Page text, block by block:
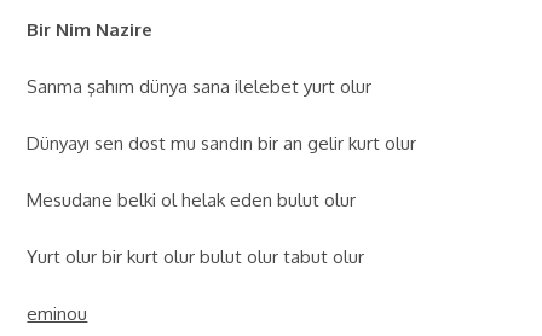
Bir Nim Nazire
Sanma şahım dünya sana ilelebet yurt olur
Dünyayı sen dost mu sandın bir an gelir kurt olur
Mesudane belki ol helak eden bulut olur
Yurt olur bir kurt olur bulut olur tabut olur
eminou